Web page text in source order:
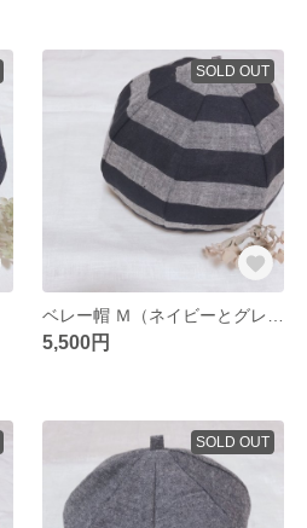
SOLD OUT
5,500円
SOLD OUT